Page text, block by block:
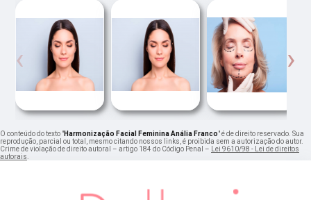
‹ ›
O conteúdo do texto "Harmonização Facial Feminina Anália Franco" é de direito reservado. Sua
reprodução, parcial ou total, mesmo citando nossos links, é proibida sem a autorização do autor.
Crime de violação de direito autoral – artigo 184 do Código Penal – Lei 9610/98 - Lei de direitos
autorais.